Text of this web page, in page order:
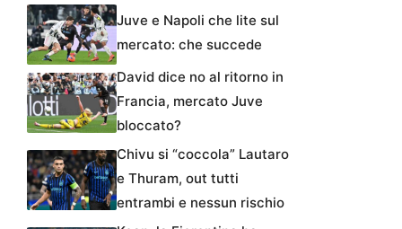
Juve e Napoli che lite sul
mercato: che succede
David dice no al ritorno in
Francia, mercato Juve
bloccato?
Chivu si “coccola” Lautaro
e Thuram, out tutti
entrambi e nessun rischio